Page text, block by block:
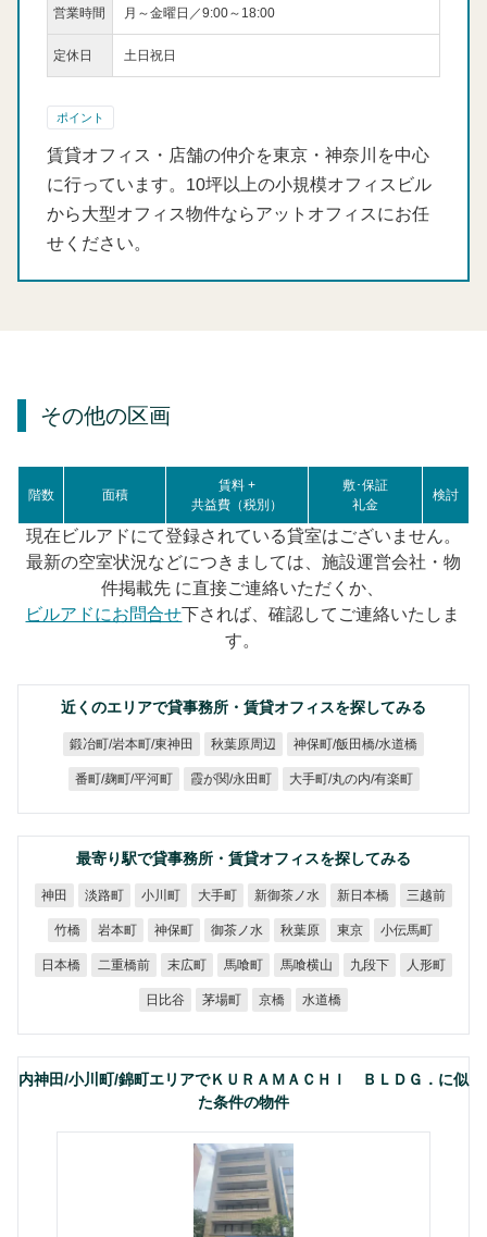
営業時間 月～金曜日／9:00～18:00
定休日 土日祝日
ポイント
賃貸オフィス・店舗の仲介を東京・神奈川を中心
に行っています。10坪以上の小規模オフィスビル
から大型オフィス物件ならアットオフィスにお任
せください。
その他の区画
階数 面積
賃料 +
共益費（税別）
敷･保証
礼金
検討
現在ビルアドにて登録されている貸室はございません。
最新の空室状況などにつきましては、施設運営会社・物
件掲載先 に直接ご連絡いただくか、
ビルアドにお問合せ下されば、確認してご連絡いたしま
す。
近くのエリアで貸事務所・賃貸オフィスを探してみる
鍛冶町/岩本町/東神田 秋葉原周辺 神保町/飯田橋/水道橋
番町/麹町/平河町 霞が関/永田町 大手町/丸の内/有楽町
最寄り駅で貸事務所・賃貸オフィスを探してみる
神田 淡路町 小川町 大手町 新御茶ノ水 新日本橋 三越前
竹橋 岩本町 神保町 御茶ノ水 秋葉原 東京 小伝馬町
日本橋 二重橋前 末広町 馬喰町 馬喰横山 九段下 人形町
日比谷 茅場町 京橋 水道橋
内神田/小川町/錦町エリアでＫＵＲＡＭＡＣＨＩ ＢＬＤＧ．に似
た条件の物件